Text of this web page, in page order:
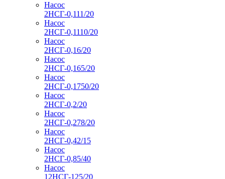
Насос
2НСГ-0,111/20
Насос
2НСГ-0,1110/20
Насос
2НСГ-0,16/20
Насос
2НСГ-0,165/20
Насос
2НСГ-0,1750/20
Насос
2НСГ-0,2/20
Насос
2НСГ-0,278/20
Насос
2НСГ-0,42/15
Насос
2НСГ-0,85/40
Насос
12НСГ-125/20